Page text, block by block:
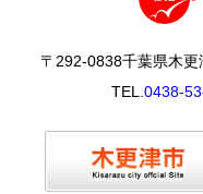
〒292-0838千葉県木
TEL. 0438-